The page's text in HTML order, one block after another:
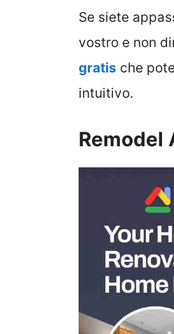
Se siete
vostro e non
gratis che
intuitivo.
Remodel